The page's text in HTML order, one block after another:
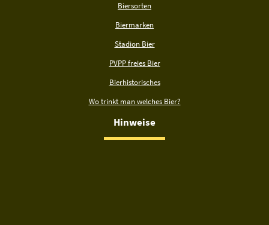
Biersorten
Biermarken
Stadion Bier
PVPP freies Bier
Bierhistorisches
Wo trinkt man welches Bier?
Hinweise